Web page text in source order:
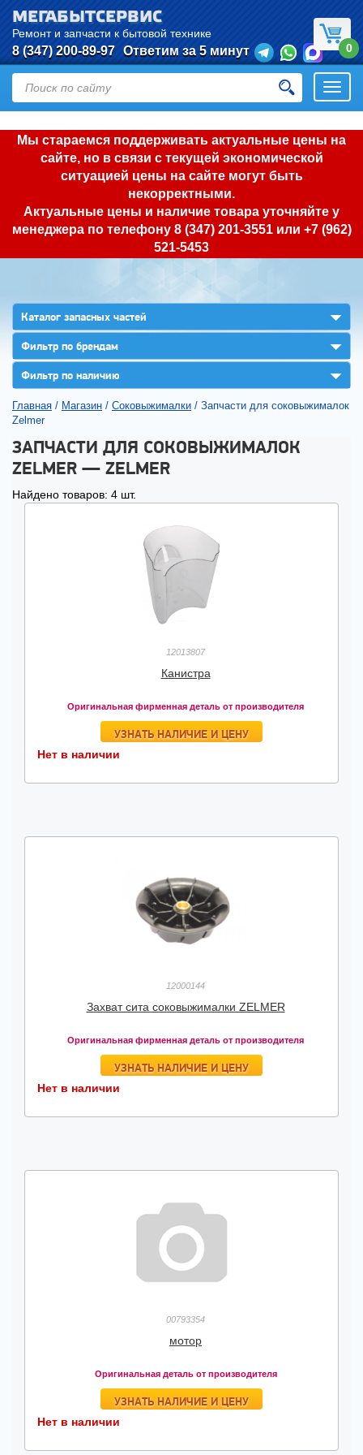
Мы стараемся поддерживать актуальные цены на
сайте, но в связи с текущей экономической
ситуацией цены на сайте могут быть
некорректными.
Актуальные цены и наличие товара уточняйте у
менеджера по телефону 8 (347) 201-3551или +7 (962)
521-5453
МЕГАБЫТСЕРВИС
Ремонт и запчасти к бытовой технике
8 (347) 200-89-97 Ответим за 5 минут 0
Каталог запасных частей ▼
Фильтр по брендам ▼
Фильтр по наличию ▼
Главная / Магазин / Соковыжималки / Запчасти для соковыжималок
Zelmer
ЗАПЧАСТИ ДЛЯ СОКОВЫЖИМАЛОК
ZELMER — ZELMER
Найдено товаров: 4 шт.
12013807
Канистра
Оригинальная фирменная деталь от производителя
УЗНАТЬ НАЛИЧИЕ И ЦЕНУ
Нет в наличии
12000144
Захват сита соковыжималки ZELMER
Оригинальная фирменная деталь от производителя
УЗНАТЬ НАЛИЧИЕ И ЦЕНУ
Нет в наличии
00793354
мотор
Оригинальная деталь от производителя
УЗНАТЬ НАЛИЧИЕ И ЦЕНУ
Нет в наличии